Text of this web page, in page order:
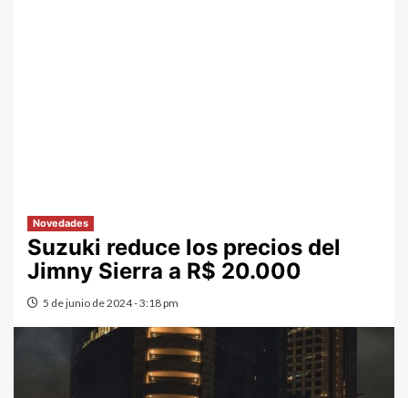
Novedades
Suzuki reduce los precios del
Jimny Sierra a R$ 20.000
5 de junio de 2024 - 3:18 pm